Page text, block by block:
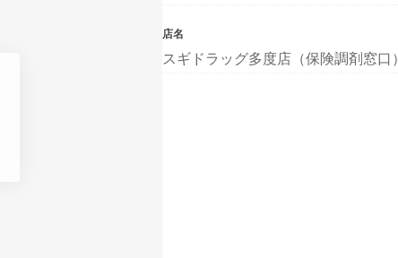
店名
スギドラッグ多度店（保険調剤窓口）